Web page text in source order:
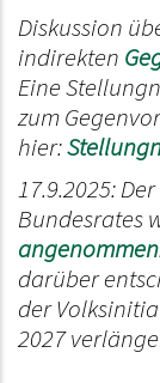
Diskussion
indirekten
Eine
zum
hier:
17.9.2025:
Bundesrates
angenommen
darüber
der
2027